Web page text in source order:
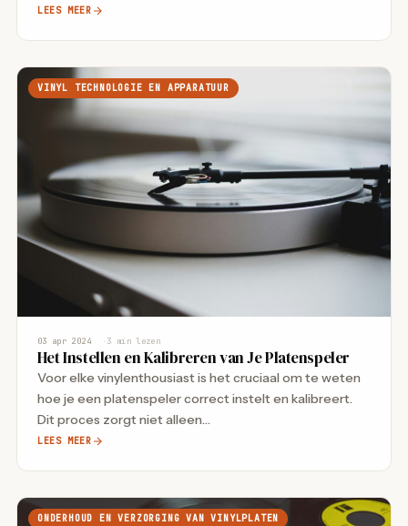
LEES MEER
VINYL TECHNOLOGIE EN APPARATUUR
03 apr 2024 3 min lezen
Het Instellen en Kalibreren van Je Platenspeler
Voor elke vinylenthousiast is het cruciaal om te weten
hoe je een platenspeler correct instelt en kalibreert.
Dit proces zorgt niet alleen…
LEES MEER
ONDERHOUD EN VERZORGING VAN VINYLPLATEN